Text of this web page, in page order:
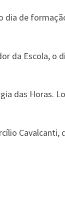
de
da Escola, o
das Horas.